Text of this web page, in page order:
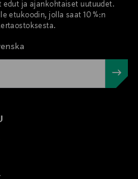
ja ajankohtaiset uutuudet.
etukoodin, jolla saat 10 %:n